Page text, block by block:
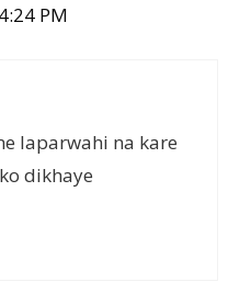
PM
laparwahi na kare
dikhaye